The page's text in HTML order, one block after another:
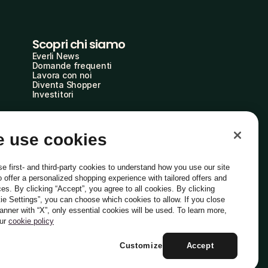
Scopri chi siamo
Everli News
Domande frequenti
Lavora con noi
Diventa Shopper
Investitori
Italiano
use cookies
first- and third-party cookies to understand how you use our site
offer a personalized shopping experience with tailored offers and
By clicking “Accept”, you agree to all cookies. By clicking
Settings”, you can choose which cookies to allow. If you close
with “X”, only essential cookies will be used. To learn more,
cookie policy
Accept
Customize